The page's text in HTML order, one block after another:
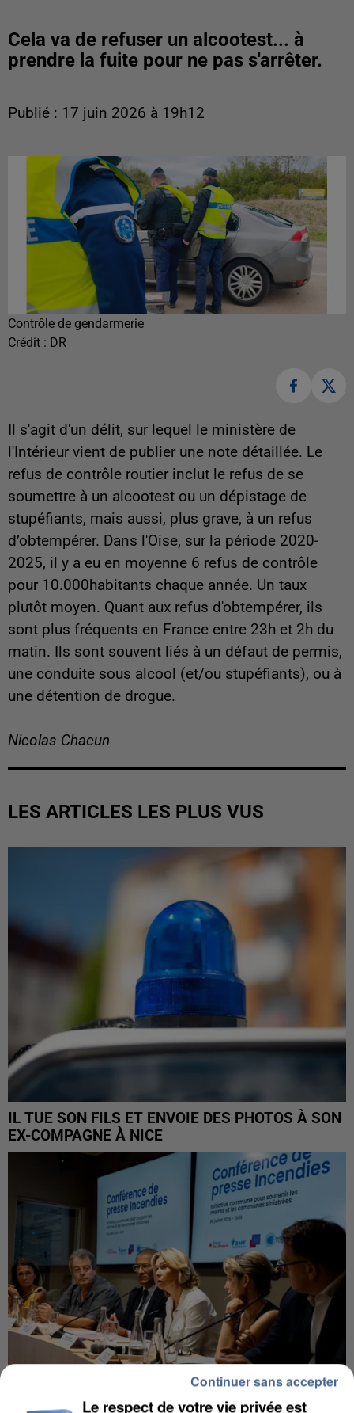
Cela va de refuser un alcootest... à
prendre la fuite pour ne pas s'arrêter.
Publié : 17 juin 2026 à 19h12
Contrôle de gendarmerie
Crédit : DR
Il s'agit d'un délit, sur lequel le ministère de
l'Intérieur vient de publier une note détaillée. Le
refus de contrôle routier inclut le refus de se
soumettre à un alcootest ou un dépistage de
stupéfiants, mais aussi, plus grave, à un refus
d’obtempérer. Dans l'Oise, sur la période 2020-
2025, il y a eu en moyenne 6 refus de contrôle
pour 10.000habitants chaque année. Un taux
plutôt moyen. Quant aux refus d'obtempérer, ils
sont plus fréquents en France entre 23h et 2h du
matin. Ils sont souvent liés à un défaut de permis,
une conduite sous alcool (et/ou stupéfiants), ou à
une détention de drogue.
Nicolas Chacun
LES ARTICLES LES PLUS VUS
IL TUE SON FILS ET ENVOIE DES PHOTOS À SON
EX-COMPAGNE À NICE
Le respect de votre vie privée est
Continuer sans accepter